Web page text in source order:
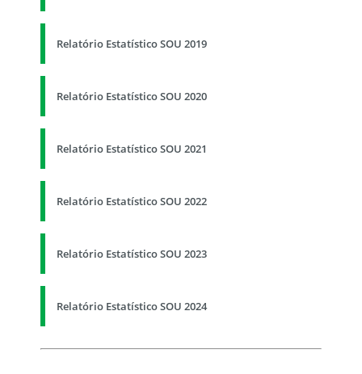
Relatório Estatístico SOU 2019
Relatório Estatístico SOU 2020
Relatório Estatístico SOU 2021
Relatório Estatístico SOU 2022
Relatório Estatístico SOU 2023
Relatório Estatístico SOU 2024